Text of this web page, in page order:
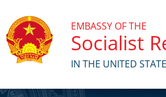
EMBASSY OF THE
Socialist
IN THE UNITED